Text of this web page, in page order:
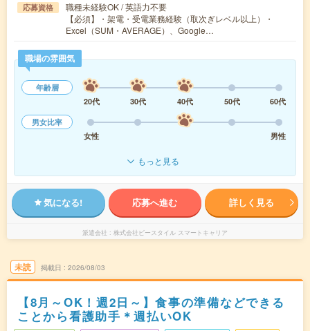
応募資格
職種未経験OK / 英語力不要
【必須】・架電・受電業務経験（取次ぎレベル以上）・
Excel（SUM・AVERAGE）、Google…
職場の雰囲気
年齢層
20代
30代 40代 50代
60代
男女比率
女性
男性
もっと見る
気になる! 応募へ進む 詳しく見る
派遣会社 株式会社ビースタイル スマートキャリア
未読 掲載日 2026/08/03
【8月～OK！週2日～】食事の準備などできる
ことから看護助手＊週払いOK